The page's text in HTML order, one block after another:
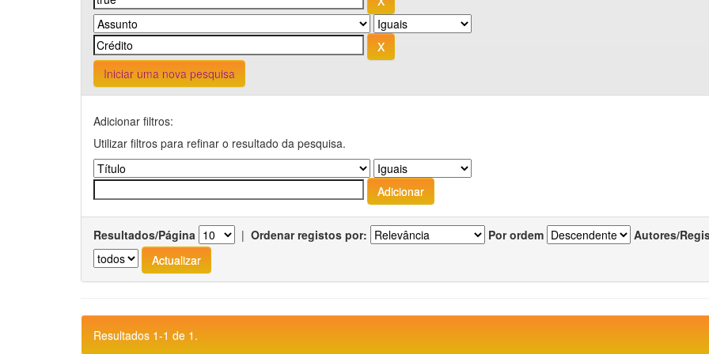
Iniciar uma nova pesquisa
Adicionar filtros:
Utilizar filtros para refinar o resultado da pesquisa.
Resultados/Página | Ordenar registos por: Por ordem Autores/
Resultados 1-1 de 1.